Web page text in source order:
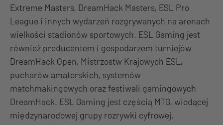
Extreme Masters, DreamHack Masters, ESL Pro
League i innych wydarzeń rozgrywanych na arenach
wielkości stadionów sportowych. ESL Gaming jest
również producentem i gospodarzem turniejów
DreamHack Open, Mistrzostw Krajowych ESL,
pucharów amatorskich, systemów
matchmakingowych oraz festiwali gamingowych
DreamHack. ESL Gaming jest częścią MTG, wiodącej
międzynarodowej grupy rozrywki cyfrowej.